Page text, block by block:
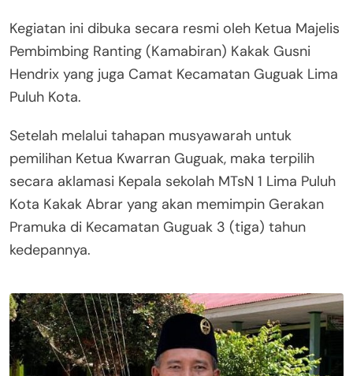
Kegiatan ini dibuka secara resmi oleh Ketua Majelis
Pembimbing Ranting (Kamabiran) Kakak Gusni
Hendrix yang juga Camat Kecamatan Guguak Lima
Puluh Kota.
Setelah melalui tahapan musyawarah untuk
pemilihan Ketua Kwarran Guguak, maka terpilih
secara aklamasi Kepala sekolah MTsN 1 Lima Puluh
Kota Kakak Abrar yang akan memimpin Gerakan
Pramuka di Kecamatan Guguak 3 (tiga) tahun
kedepannya.